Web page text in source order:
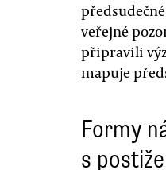
veřejné
připravili
mapuje
Formy
s